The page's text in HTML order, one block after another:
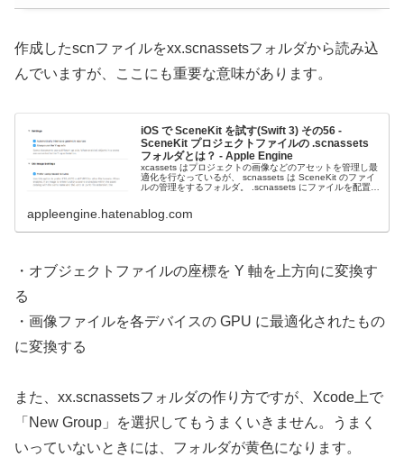
作成したscnファイルをxx.scnassetsフォルダから読み込
んでいますが、ここにも重要な意味があります。
iOS で SceneKit を試す(Swift 3) その56 -
SceneKit プロジェクトファイルの .scnassets
フォルダとは？ - Apple Engine
xcassets はプロジェクトの画像などのアセットを管理し最
適化を行なっているが、 scnassets は SceneKit のファイ
ルの管理をするフォルダ。 .scnassets にファイルを配置す
appleengine.hatenablog.com
・オブジェクトファイルの座標を Y 軸を上方向に変換す
る
・画像ファイルを各デバイスの GPU に最適化されたもの
に変換する
また、xx.scnassetsフォルダの作り方ですが、Xcode上で
「New Group」を選択してもうまくいきません。うまく
いっていないときには、フォルダが黄色になります。